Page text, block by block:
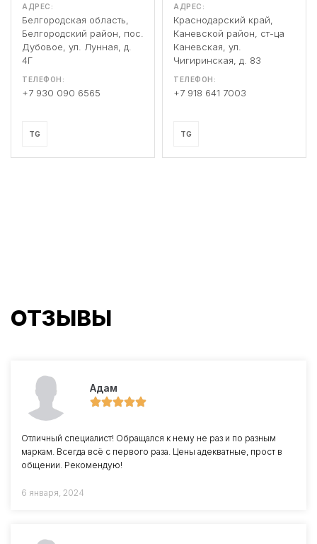
АДРЕС:
Белгородская область,
Белгородский район, пос.
Дубовое, ул. Лунная, д.
4Г
ТЕЛЕФОН:
+7 930 090 6565
TG
АДРЕС:
Краснодарский край,
Каневской район, ст-ца
Каневская, ул.
Чигиринская, д. 83
ТЕЛЕФОН:
+7 918 641 7003
TG
ОТЗЫВЫ
Адам
Отличный специалист! Обращался к нему не раз и по разным
маркам. Всегда всё с первого раза. Цены адекватные, прост в
общении. Рекомендую!
6 января, 2024